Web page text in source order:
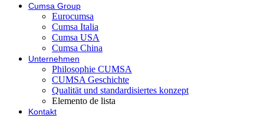
Cumsa Group
Eurocumsa
Cumsa Italia
Cumsa USA
Cumsa China
Unternehmen
Philosophie CUMSA
CUMSA Geschichte
Qualität und standardisiertes konzept
Elemento de lista
Kontakt